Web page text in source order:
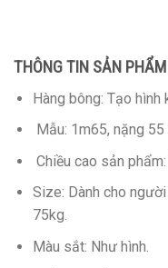
THÔNG TIN SẢN
Hàng bông: Tạo hình
Mẫu: 1m65, nặng 55
Chiều cao sản
Size: Dành cho
75kg.
Màu sắt: Như hình.